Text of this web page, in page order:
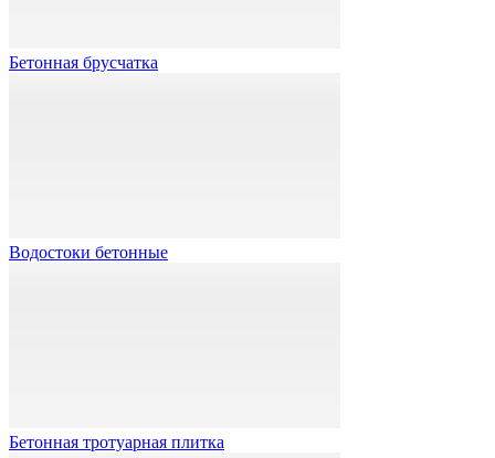
Бетонная брусчатка
Водостоки бетонные
Бетонная тротуарная плитка